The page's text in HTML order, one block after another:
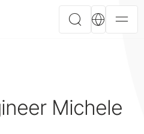
Michele